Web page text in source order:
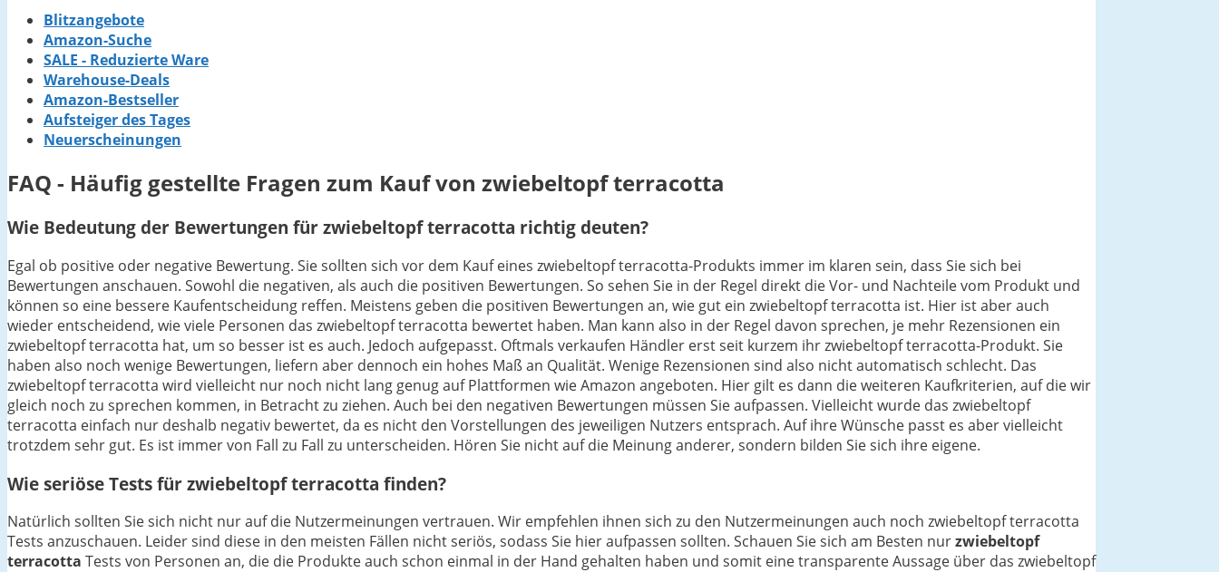
Blitzangebote
Amazon-Suche
SALE - Reduzierte Ware
Warehouse-Deals
Amazon-Bestseller
Aufsteiger des Tages
Neuerscheinungen
FAQ - Häufig gestellte Fragen zum Kauf von zwiebeltopf terracotta
Wie Bedeutung der Bewertungen für zwiebeltopf terracotta richtig deuten?
Egal ob positive oder negative Bewertung. Sie sollten sich vor dem Kauf eines zwiebeltopf terracotta-Produkts immer im klaren sein, dass Sie sich bei
Bewertungen anschauen. Sowohl die negativen, als auch die positiven Bewertungen. So sehen Sie in der Regel direkt die Vor- und Nachteile vom Produkt und
können so eine bessere Kaufentscheidung reffen. Meistens geben die positiven Bewertungen an, wie gut ein zwiebeltopf terracotta ist. Hier ist aber auch
wieder entscheidend, wie viele Personen das zwiebeltopf terracotta bewertet haben. Man kann also in der Regel davon sprechen, je mehr Rezensionen ein
zwiebeltopf terracotta hat, um so besser ist es auch. Jedoch aufgepasst. Oftmals verkaufen Händler erst seit kurzem ihr zwiebeltopf terracotta-Produkt. Sie
haben also noch wenige Bewertungen, liefern aber dennoch ein hohes Maß an Qualität. Wenige Rezensionen sind also nicht automatisch schlecht. Das
zwiebeltopf terracotta wird vielleicht nur noch nicht lang genug auf Plattformen wie Amazon angeboten. Hier gilt es dann die weiteren Kaufkriterien, auf die wir
gleich noch zu sprechen kommen, in Betracht zu ziehen. Auch bei den negativen Bewertungen müssen Sie aufpassen. Vielleicht wurde das zwiebeltopf
terracotta einfach nur deshalb negativ bewertet, da es nicht den Vorstellungen des jeweiligen Nutzers entsprach. Auf ihre Wünsche passt es aber vielleicht
trotzdem sehr gut. Es ist immer von Fall zu Fall zu unterscheiden. Hören Sie nicht auf die Meinung anderer, sondern bilden Sie sich ihre eigene.
Wie seriöse Tests für zwiebeltopf terracotta finden?
Natürlich sollten Sie sich nicht nur auf die Nutzermeinungen vertrauen. Wir empfehlen ihnen sich zu den Nutzermeinungen auch noch zwiebeltopf terracotta
Tests anzuschauen. Leider sind diese in den meisten Fällen nicht seriös, sodass Sie hier aufpassen sollten. Schauen Sie sich am Besten nurzwiebeltopf
terracotta Tests von Personen an, die die Produkte auch schon einmal in der Hand gehalten haben und somit eine transparente Aussage über das zwiebeltopf